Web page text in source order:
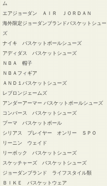
ム
エアジョーダン ＡＩＲ ＪＯＲＤＡＮ
海外限定ジョーダンブランドバスケットシュー
ズ
ナイキ バスケットボールシューズ
アディダス バスケットシューズ
ＮＢＡ 帽子
ＮＢＡフィギア
ＡＮＤ１バスケットシューズ
レブロンジェームズ
アンダーアーマー バスケットボールシューズ
コンバース バスケットシューズ
プーマ バスケットボール
シリアス プレイヤー オンリー ＳＰＯ
リーニン ウェイド
リーボック バスケットシューズ
スケッチャーズ バスケットシューズ
ジョーダンブランド ライフスタイル類
ＢＩＫＥ バスケットウェア